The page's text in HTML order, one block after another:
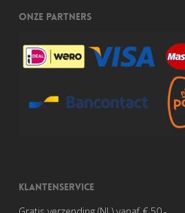
ONZE PARTNERS
KLANTENSERVICE